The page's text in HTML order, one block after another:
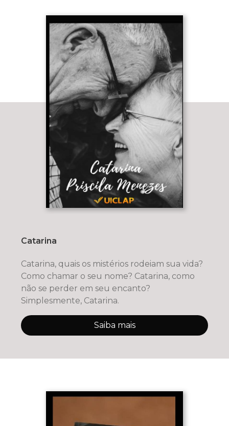
Catarina
Catarina, quais os mistérios rodeiam sua vida?
Como chamar o seu nome? Catarina, como
não se perder em seu encanto?
Simplesmente, Catarina.
Saiba mais